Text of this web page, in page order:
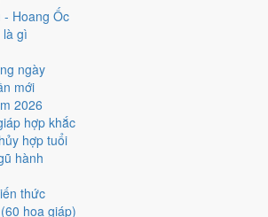
- Hoang Ốc
là gì
ngày
mới
2026
hợp khắc
hợp tuổi
hành
thức
hoa giáp)
Phá(ngày phá hoại - đại hung, kỵ trăm sự) và
đạo. Điểm trung bình 7 việc chính chỉ
, tránh hẳn cưới hỏi, khai trương, động thổ.
ngày; tuổi
mục xử lý bên dưới.